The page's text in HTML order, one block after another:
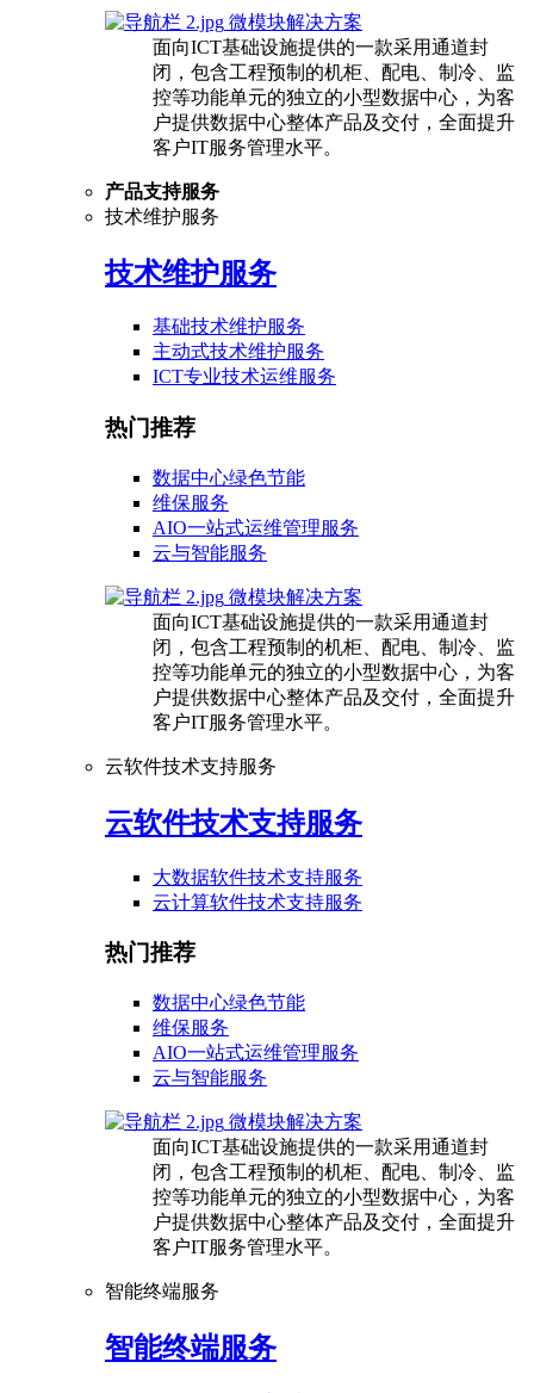
微模块解决方案
面向ICT基础设施提供的一款采用通道封
闭，包含工程预制的机柜、配电、制冷、监
控等功能单元的独立的小型数据中心，为客
户提供数据中心整体产品及交付，全面提升
客户IT服务管理水平。
产品支持服务
技术维护服务
技术维护服务
基础技术维护服务
主动式技术维护服务
ICT专业技术运维服务
热门推荐
数据中心绿色节能
维保服务
AIO一站式运维管理服务
云与智能服务
微模块解决方案
面向ICT基础设施提供的一款采用通道封
闭，包含工程预制的机柜、配电、制冷、监
控等功能单元的独立的小型数据中心，为客
户提供数据中心整体产品及交付，全面提升
客户IT服务管理水平。
云软件技术支持服务
云软件技术支持服务
大数据软件技术支持服务
云计算软件技术支持服务
热门推荐
数据中心绿色节能
维保服务
AIO一站式运维管理服务
云与智能服务
微模块解决方案
面向ICT基础设施提供的一款采用通道封
闭，包含工程预制的机柜、配电、制冷、监
控等功能单元的独立的小型数据中心，为客
户提供数据中心整体产品及交付，全面提升
客户IT服务管理水平。
智能终端服务
智能终端服务